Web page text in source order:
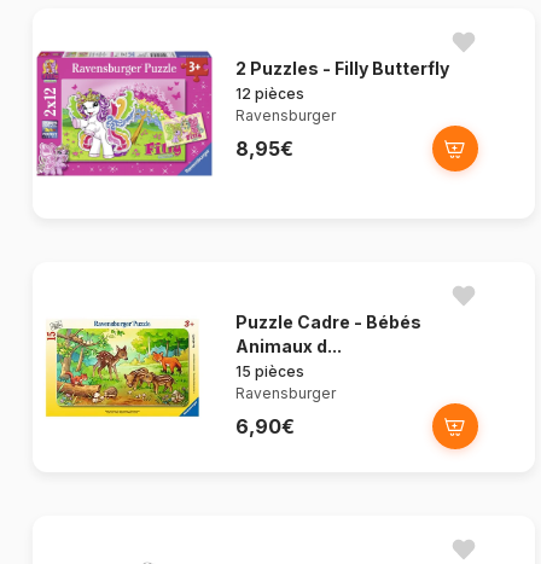
2 Puzzles - Filly Butterfly
12 pièces
Ravensburger
8,95€
Puzzle Cadre - Bébés
Animaux d...
15 pièces
Ravensburger
6,90€